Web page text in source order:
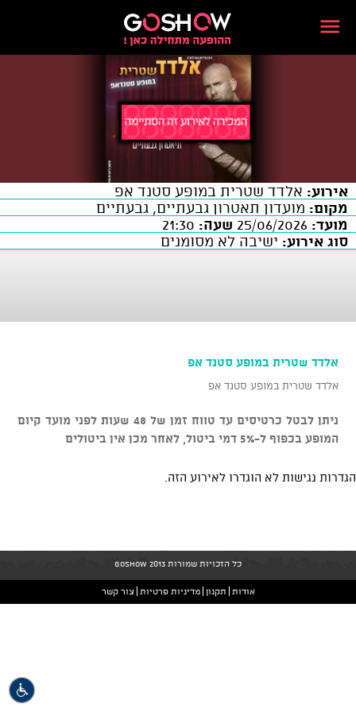
אירוע: אלדד שטרית במופע סטנד אפ
מקום: מועדון תאטרון גבעתיים, גבעתיים
מועד:
שעה:
סוג אירוע: ישיבה לא מסומנים
אלדד שטרית במופע סטנד אפ
אלדד שטרית במופע סטנד אפ
ניתן לבטל כרטיסים עד טווח זמן של 48 שעות לפני מועד קיום
המופע בכפוף ל-5% דמי ביטול, לאחר מכן אין ביטולים
הגדרות נגישות לא הוגדרו לאירוע הזה.
כל הזכויות שמורות GoShow 2013
אודות תקנון מדיניות פרטיות צור קשר